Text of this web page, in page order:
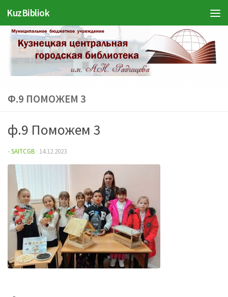
Перейти к содержимому
KuzBibliok
Ф.9 ПОМОЖЕМ 3
ф.9 Поможем 3
-SAITCGB · 14.12.2023